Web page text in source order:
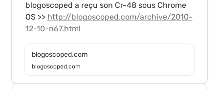
blogoscoped a reçu son Cr-48 sous Chrome
OS >> http://blogoscoped.com/archive/2010-
12-10-n67.html
blogoscoped.com
blogoscoped.com